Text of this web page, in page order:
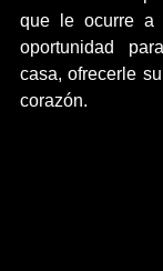
que le ocurre
oportunidad
casa, ofrecerle
corazón.